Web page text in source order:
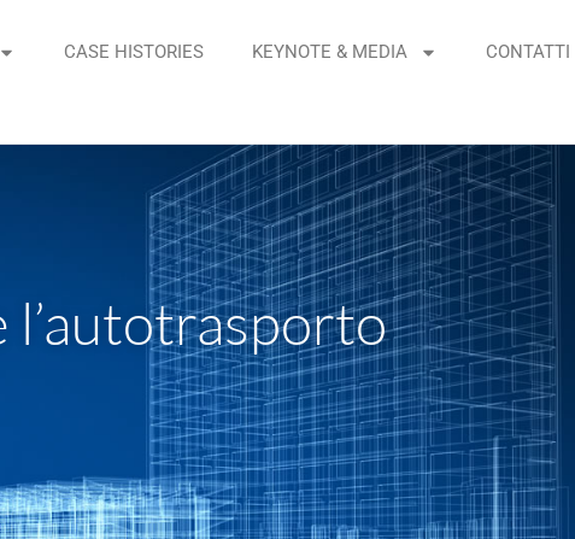
CASE HISTORIES KEYNOTE & MEDIA CONTATTI
l’autotrasporto